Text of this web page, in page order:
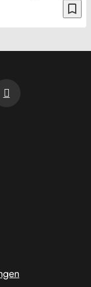
bookmark_border